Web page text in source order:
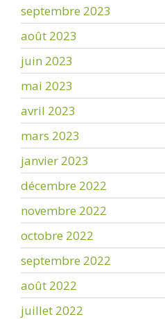
septembre 2023
août 2023
juin 2023
mai 2023
avril 2023
mars 2023
janvier 2023
décembre 2022
novembre 2022
octobre 2022
septembre 2022
août 2022
juillet 2022